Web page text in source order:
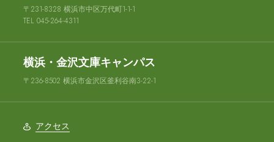
〒231-8328 横浜市中区万代町1-1-1
TEL 045-264-4311
横浜・金沢文庫キャンパス
〒236-8502 横浜市金沢区釜利谷南3-22-1
アクセス